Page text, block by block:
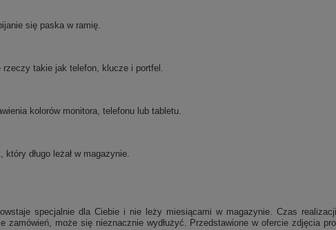
się paska w ramię.
takie jak telefon, klucze i portfel.
kolorów monitora, telefonu lub tabletu.
długo leżał w magazynie.
specjalnie dla Ciebie i nie leży miesiącami w magazynie. Czas
może się nieznacznie wydłużyć. Przedstawione w ofercie zdjęcia